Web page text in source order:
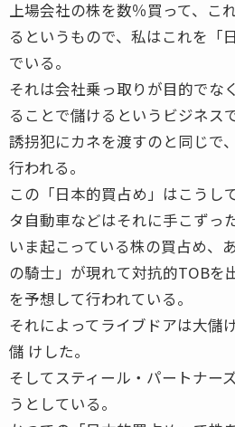
上場会社の株を数％買って、こ
るというもので、私はこれを「
でいる。
それは会社乗っ取りが目的でな
ることで儲けるというビジネス
誘拐犯にカネを渡すのと同じで
行われる。
この「日本的買占め」はこうし
タ自動車などはそれに手こずっ
いま起こっている株の買占め、
の騎士」が現れて対抗的TOBを
を予想して行われている。
それによってライブドアは大儲
儲 けした。
そしてスティール・パートナー
うとしている。